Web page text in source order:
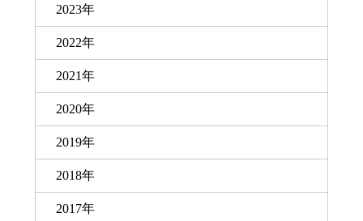
2023年
2022年
2021年
2020年
2019年
2018年
2017年